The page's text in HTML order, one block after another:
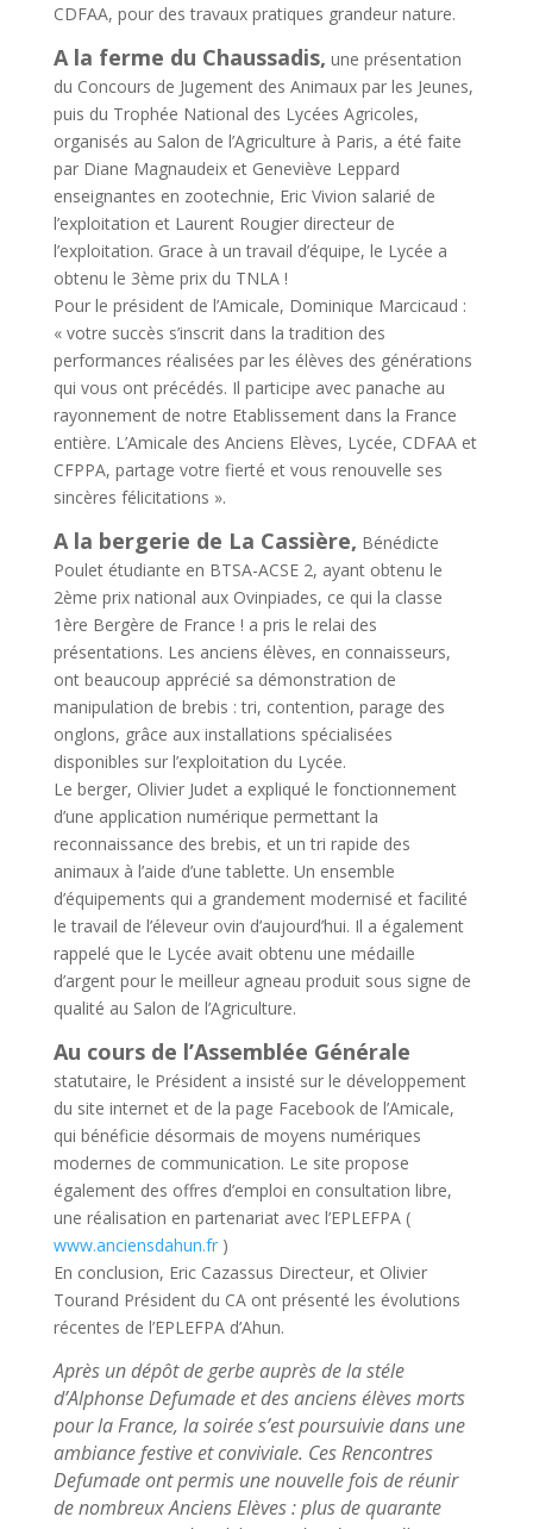
CDFAA, pour des travaux pratiques grandeur nature.
A la ferme du Chaussadis, une présentation
du Concours de Jugement des Animaux par les Jeunes,
puis du Trophée National des Lycées Agricoles,
organisés au Salon de l’Agriculture à Paris, a été faite
par Diane Magnaudeix et Geneviève Leppard
enseignantes en zootechnie, Eric Vivion salarié de
l’exploitation et Laurent Rougier directeur de
l’exploitation. Grace à un travail d’équipe, le Lycée a
obtenu le 3ème prix du TNLA !
Pour le président de l’Amicale, Dominique Marcicaud :
« votre succès s’inscrit dans la tradition des
performances réalisées par les élèves des générations
qui vous ont précédés. Il participe avec panache au
rayonnement de notre Etablissement dans la France
entière. L’Amicale des Anciens Elèves, Lycée, CDFAA et
CFPPA, partage votre fierté et vous renouvelle ses
sincères félicitations ».
A la bergerie de La Cassière, Bénédicte
Poulet étudiante en BTSA-ACSE 2, ayant obtenu le
2ème prix national aux Ovinpiades, ce qui la classe
1ère Bergère de France ! a pris le relai des
présentations. Les anciens élèves, en connaisseurs,
ont beaucoup apprécié sa démonstration de
manipulation de brebis : tri, contention, parage des
onglons, grâce aux installations spécialisées
disponibles sur l’exploitation du Lycée.
Le berger, Olivier Judet a expliqué le fonctionnement
d’une application numérique permettant la
reconnaissance des brebis, et un tri rapide des
animaux à l’aide d’une tablette. Un ensemble
d’équipements qui a grandement modernisé et facilité
le travail de l’éleveur ovin d’aujourd’hui. Il a également
rappelé que le Lycée avait obtenu une médaille
d’argent pour le meilleur agneau produit sous signe de
qualité au Salon de l’Agriculture.
Au cours de l’Assemblée Générale
statutaire, le Président a insisté sur le développement
du site internet et de la page Facebook de l’Amicale,
qui bénéficie désormais de moyens numériques
modernes de communication. Le site propose
également des offres d’emploi en consultation libre,
une réalisation en partenariat avec l’EPLEFPA (
www.anciensdahun.fr)
En conclusion, Eric Cazassus Directeur, et Olivier
Tourand Président du CA ont présenté les évolutions
récentes de l’EPLEFPA d’Ahun.
Après un dépôt de gerbe auprès de la stéle
d’Alphonse Defumade et des anciens élèves morts
pour la France, la soirée s’est poursuivie dans une
ambiance festive et conviviale. Ces Rencontres
Defumade ont permis une nouvelle fois de réunir
de nombreux Anciens Elèves : plus de quarante